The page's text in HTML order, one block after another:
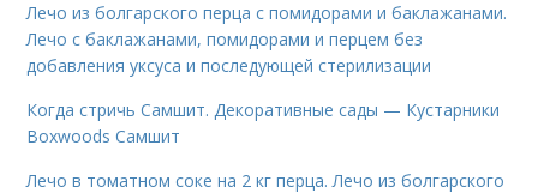
Лечо из болгарского перца с помидорами и баклажанами.
Лечо с баклажанами, помидорами и перцем без
добавления уксуса и последующей стерилизации
Когда стричь Самшит. Декоративные сады — Кустарники
Boxwoods Самшит
Лечо в томатном соке на 2 кг перца. Лечо из болгарского